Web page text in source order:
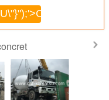
Continuer